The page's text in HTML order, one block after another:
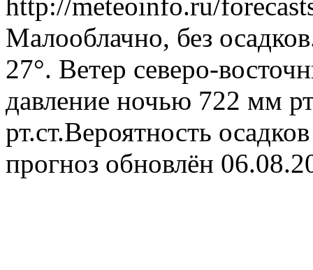
Малооблачно, без
27°. Ветер северо-
давление ночью 722 мм
рт.ст.Вероятность
прогноз обновлён